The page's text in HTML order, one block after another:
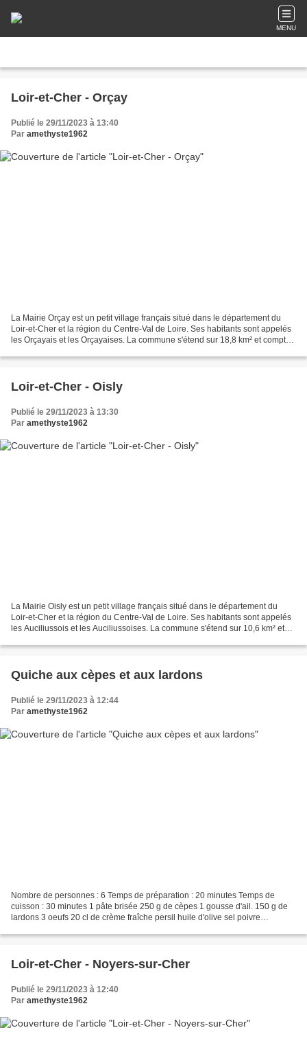
MENU
Loir-et-Cher - Orçay
Publié le 29/11/2023 à 13:40
Par amethyste1962
La Mairie Orçay est un petit village français situé dans le département du
Loir-et-Cher et la région du Centre-Val de Loire. Ses habitants sont appelés
les Orçayais et les Orçayaises. La commune s'étend sur 18,8 km² et compte
Loir-et-Cher - Oisly
Publié le 29/11/2023 à 13:30
Par amethyste1962
La Mairie Oisly est un petit village français situé dans le département du
Loir-et-Cher et la région du Centre-Val de Loire. Ses habitants sont appelés
les Auciliussois et les Auciliussoises. La commune s'étend sur 10,6 km² et
Quiche aux cèpes et aux lardons
Publié le 29/11/2023 à 12:44
Par amethyste1962
Nombre de personnes : 6 Temps de préparation : 20 minutes Temps de
cuisson : 30 minutes 1 pâte brisée 250 g de cèpes 1 gousse d'ail. 150 g de
lardons 3 oeufs 20 cl de crème fraîche persil huile d'olive sel poivre
Loir-et-Cher - Noyers-sur-Cher
Publié le 29/11/2023 à 12:40
Par amethyste1962